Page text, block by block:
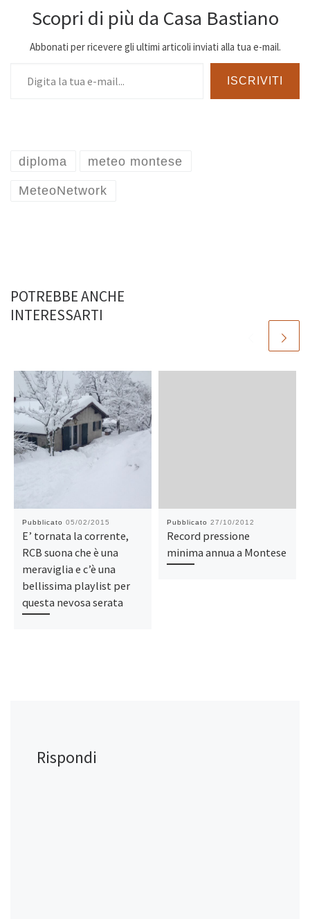
Scopri di più da Casa Bastiano
Abbonati per ricevere gli ultimi articoli inviati alla tua e-mail.
ISCRIVITI
diploma meteo montese
MeteoNetwork
POTREBBE ANCHE
INTERESSARTI
Pubblicato 05/02/2015
E’ tornata la corrente,
RCB suona che è una
meraviglia e c’è una
bellissima playlist per
questa nevosa serata
Pubblicato 27/10/2012
Record pressione
minima annua a Montese
Rispondi